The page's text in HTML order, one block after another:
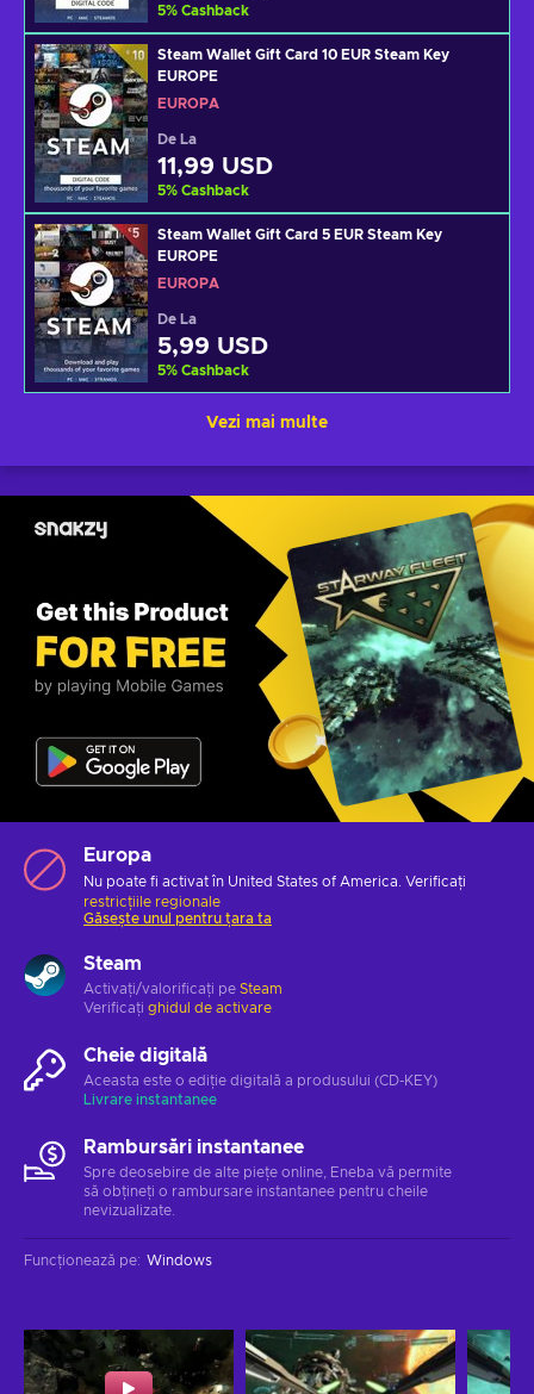
5% Cashback
Steam Wallet Gift Card 10 EUR Steam Key
EUROPE
EUROPA
De La
11,99 USD
5% Cashback
Steam Wallet Gift Card 5 EUR Steam Key
EUROPE
EUROPA
De La
5,99 USD
5% Cashback
Vezi mai multe
Europa
Nu poate fi activat în United States of America. Verificați
restricțiile regionale
Găsește unul pentru țara ta
Steam
Activați/valorificați pe Steam
Verificați ghidul de activare
Cheie digitală
Aceasta este o ediție digitală a produsului (CD-KEY)
Livrare instantanee
Rambursări instantanee
Spre deosebire de alte piețe online, Eneba vă permite
să obțineți o rambursare instantanee pentru cheile
nevizualizate.
Funcționează pe: Windows